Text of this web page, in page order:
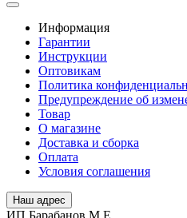
Информация
Гарантии
Инструкции
Оптовикам
Политика
Предупреждение об
Товар
О магазине
Доставка и сборка
Оплата
Условия соглашения
Наш адрес
ИП Барабанов М.Е.